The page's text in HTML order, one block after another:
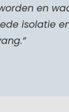
en
isolatie